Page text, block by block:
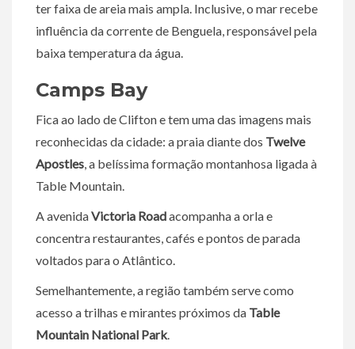
ter faixa de areia mais ampla. Inclusive, o mar recebe
influência da corrente de Benguela, responsável pela
baixa temperatura da água.
Camps Bay
Fica ao lado de Clifton e tem uma das imagens mais
reconhecidas da cidade: a praia diante dos Twelve
Apostles, a belíssima formação montanhosa ligada à
Table Mountain.
A avenidaVictoria Roadacompanha a orla e
concentra restaurantes, cafés e pontos de parada
voltados para o Atlântico.
Semelhantemente, a região também serve como
acesso a trilhas e mirantes próximos da Table
Mountain National Park.